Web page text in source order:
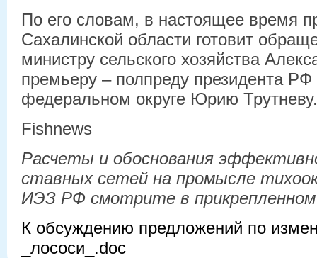
По его словам, в настоящее время
Сахалинской области готовит
министру сельского хозяйства
премьеру – полпреду президента
федеральном округе Юрию Трутневу.
Fishnews
Расчеты и обоснования
ставных сетей на промысле
ИЭЗ РФ смотрите в
К обсуждению предложений по
_лососи_.doc